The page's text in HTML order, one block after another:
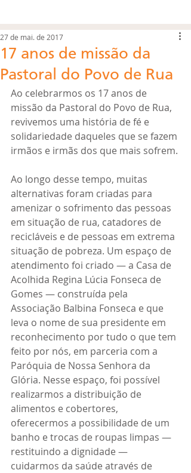
17 anos de missão da
Pastoral do Povo de Rua
27 de mai. de 2017
Ao celebrarmos os 17 anos de
missão da Pastoral do Povo de Rua,
revivemos uma história de fé e
solidariedade daqueles que se fazem
irmãos e irmãs dos que mais sofrem.
Ao longo desse tempo, muitas
alternativas foram criadas para
amenizar o sofrimento das pessoas
em situação de rua, catadores de
recicláveis e de pessoas em extrema
situação de pobreza. Um espaço de
atendimento foi criado — a Casa de
Acolhida Regina Lúcia Fonseca de
Gomes — construída pela
Associação Balbina Fonseca e que
leva o nome de sua presidente em
reconhecimento por tudo o que tem
feito por nós, em parceria com a
Paróquia de Nossa Senhora da
Glória. Nesse espaço, foi possível
realizarmos a distribuição de
alimentos e cobertores,
oferecermos a possibilidade de um
banho e trocas de roupas limpas —
restituindo a dignidade —
cuidarmos da saúde através de